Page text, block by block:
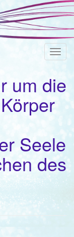
T
g
g
a
i
um die
Seele
des